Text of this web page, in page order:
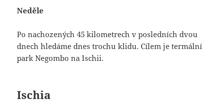
Neděle
Po nachozených 45 kilometrech v posledních dvou
dnech hledáme dnes trochu klidu. Cílem je termální
park Negombo na Ischii.
Ischia